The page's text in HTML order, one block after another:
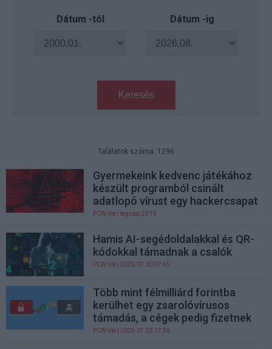
Dátum -tól Dátum -ig
Keresés
Találatok száma: 1296
Gyermekeink kedvenc játékához
készült programból csinált
adatlopó vírust egy hackercsapat
PCW.lite | tegnap 20:15
Hamis AI-segédoldalakkal és QR-
kódokkal támadnak a csalók
PCW.lite | 2026.07.30 07:45
Több mint félmilliárd forintba
kerülhet egy zsarolóvírusos
támadás, a cégek pedig fizetnek
PCW.lite | 2026.07.23 17:36